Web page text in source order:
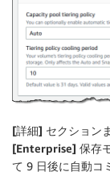
[詳細] セクション
[Enterprise] 保存
て 9 日後に自動コ